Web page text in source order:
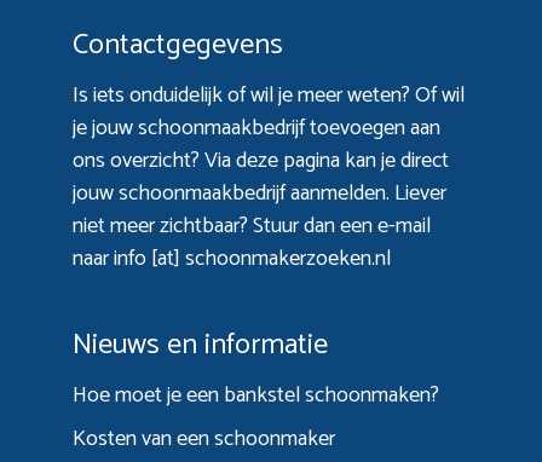
Contactgegevens
Is iets onduidelijk of wil je meer weten? Of wil
je jouw schoonmaakbedrijf toevoegen aan
ons overzicht? Viadeze paginakan je direct
jouw schoonmaakbedrijf aanmelden. Liever
niet meer zichtbaar? Stuur dan een e-mail
naar info [at] schoonmakerzoeken.nl
Nieuws en informatie
Hoe moet je een bankstel schoonmaken?
Kosten van een schoonmaker